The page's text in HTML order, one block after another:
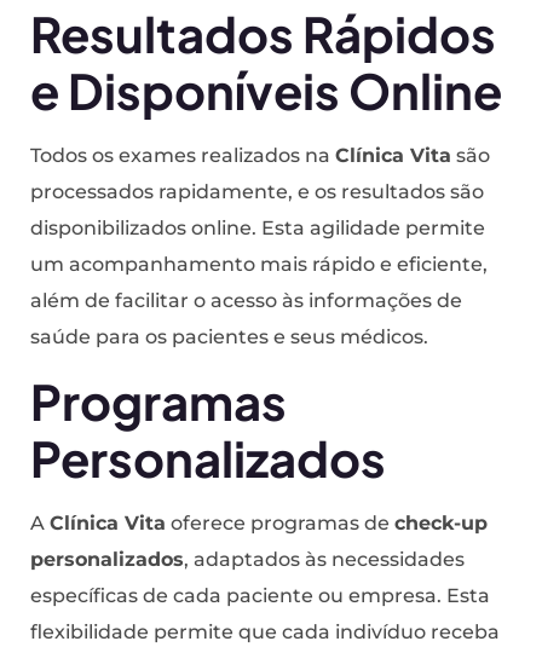
Resultados Rápidos
e Disponíveis Online
Todos os exames realizados na Clínica Vita são
processados rapidamente, e os resultados são
disponibilizados online. Esta agilidade permite
um acompanhamento mais rápido e eficiente,
além de facilitar o acesso às informações de
saúde para os pacientes e seus médicos.
Programas
Personalizados
A Clínica Vita oferece programas de check-up
personalizados, adaptados às necessidades
específicas de cada paciente ou empresa. Esta
flexibilidade permite que cada indivíduo receba